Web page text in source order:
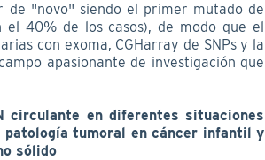
de "novo" siendo el primer mutado de
40% de los casos), de modo que el
con exoma, CGHarray de SNPs y la
apasionante de investigación que
circulante en diferentes situaciones
tumoral en cáncer infantil y
sólido